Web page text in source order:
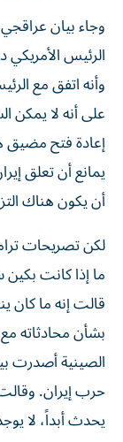
وجاء بيان
الرئيس الأمريكي
وأنه اتفق مع
على أنه لا يمكن
إعادة فتح مضيق
أن يكون هناك
لكن تصريحات
ما إذا كانت
قالت إنه ما كان
بشأن محادثاته
الصينية أصدرت
حرب إيران. وقالت
يحدث أبداً، لا